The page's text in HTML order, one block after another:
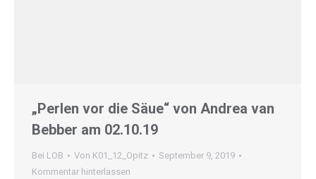
„Perlen vor die Säue“ von Andrea van
Bebber am 02.10.19
Bei LOB Von K01_12_Opitz
September 9, 2019
Kommentar hinterlassen